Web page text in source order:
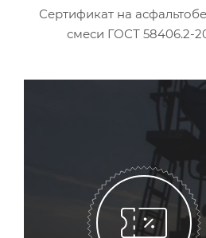
Сертификат на
смеси ГОСТ 58406.2-